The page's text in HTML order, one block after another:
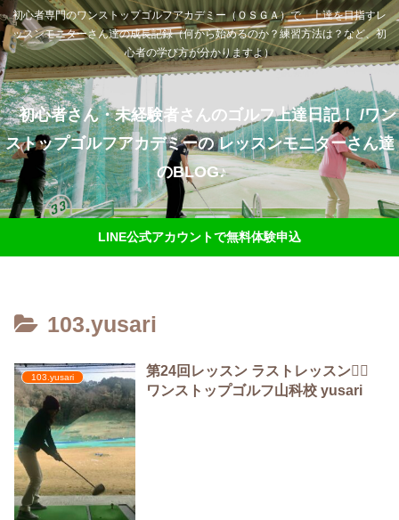
初心者専門のワンストップゴルフアカデミー（ＯＳＧＡ）で、上達を目指すレ
ッスンモニターさん達の成長記録（何から始めるのか？練習方法は？など、初
心者の学び方が分かりますよ）
初心者さん・未経験者さんのゴルフ上達日記！ /ワン
ストップゴルフアカデミーの レッスンモニターさん達
のBLOG♪
LINE公式アカウントで無料体験申込
103.yusari
103.yusari
第24回レッスン ラストレッスン🏌️‍♀️
ワンストップゴルフ山科校 yusari